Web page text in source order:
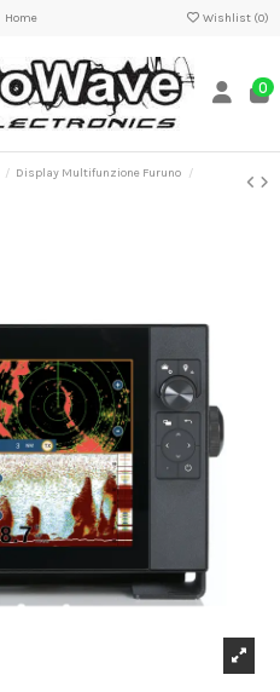
Home Wishlist (0)
0
Display Multifunzione Furuno